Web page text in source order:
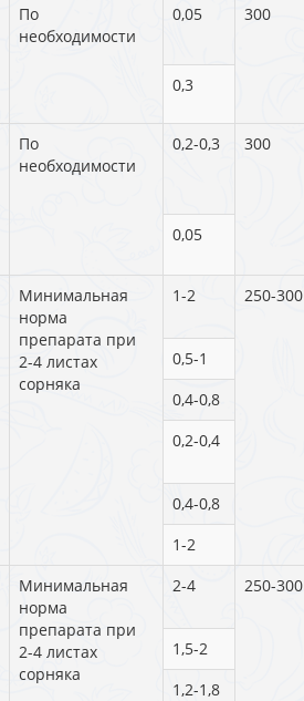
По
необходимости
0,05 300
0,3
По
необходимости
0,2-0,3 300
0,05
Минимальная
норма
препарата при
2-4 листах
сорняка
1-2 250-300
0,5-1
0,4-0,8
0,2-0,4
0,4-0,8
1-2
Минимальная
норма
препарата при
2-4 листах
сорняка
2-4 250-300
1,5-2
1,2-1,8